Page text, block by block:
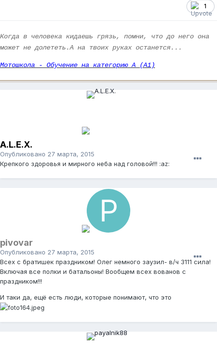
1
Когда в человека кидаешь грязь, помни, что до него она
может не долететь.А на твоих руках останется...
Мотошкола - Обучение на категорию А (А1)
A.L.E.X.
Опубликовано 27 марта, 2015
Крепкого здоровья и мирного неба над головой!!! :az:
pivovar
Опубликовано 27 марта, 2015
Всех с братишек праздником! Олег немного заузил- в/ч 3111 сила!
Включая все полки и батальоны! Вообщем всех вованов с
праздником!!!
И таки да, ещё есть люди, которые понимают, что это